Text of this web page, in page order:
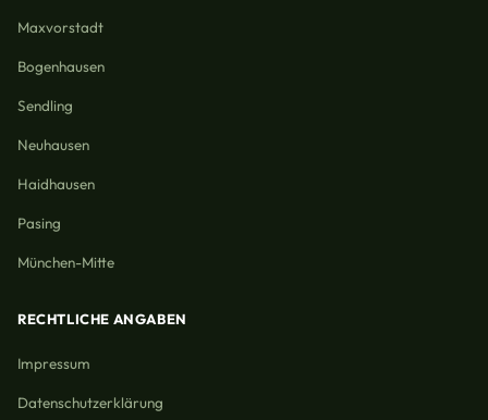
Maxvorstadt
Bogenhausen
Sendling
Neuhausen
Haidhausen
Pasing
München-Mitte
RECHTLICHE ANGABEN
Impressum
Datenschutzerklärung